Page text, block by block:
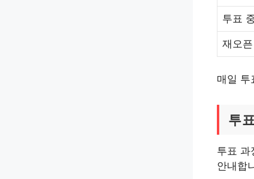
투표
재오
매일 투
투
투표 과
안내합